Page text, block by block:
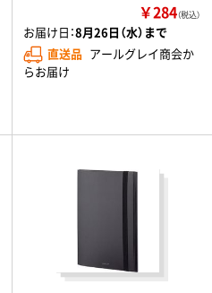
￥284（税込）
お届け日：8月26日（水）まで
直送品 アールグレイ商会か
らお届け